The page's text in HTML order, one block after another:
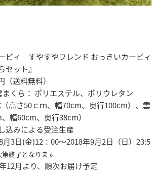
ビィ すやすやフレンド おっきいカービィ
セット』
送料無料）
くら： ポリエステル、ポリウレタン
高さ50ｃｍ、幅70cm、奥行100cm）、雲
幅60cm、奥行38cm）
込みによる受注生産
3日(金)12：00～2018年9月2日（日）23:5
終了となります
12月より、順次お届け予定